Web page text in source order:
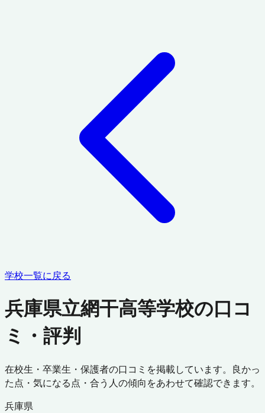
学校一覧に戻る
兵庫県立網干高等学校の口コ
ミ・評判
在校生・卒業生・保護者の口コミを掲載しています。良かっ
た点・気になる点・合う人の傾向をあわせて確認できます。
兵庫県